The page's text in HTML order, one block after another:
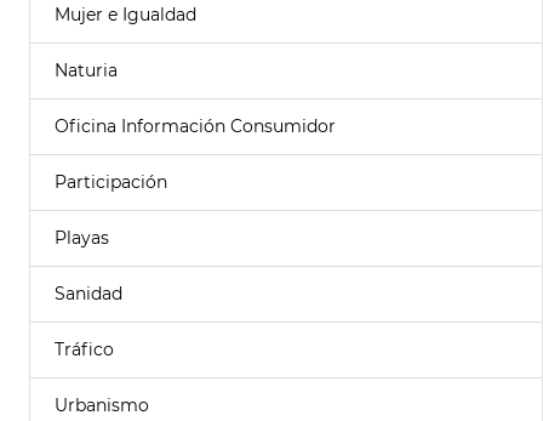
Mujer e Igualdad
Naturia
Oficina Información Consumidor
Participación
Playas
Sanidad
Tráfico
Urbanismo